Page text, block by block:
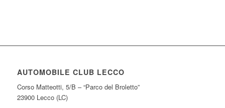
AUTOMOBILE CLUB LECCO
Corso Matteotti, 5/B – “Parco del Broletto”
23900 Lecco (LC)